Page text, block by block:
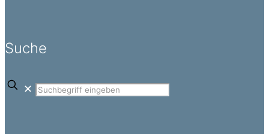
Suche
✕